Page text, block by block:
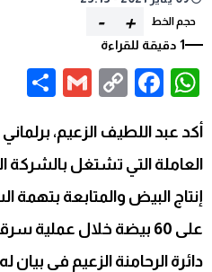
حجم الخط +
-
1 دقيقة للقراءة
WhatsApp
Facebook
Copy
Gmail
أكد عبد اللطيف الزعيم،
العاملة التي تشتغل
إنتاج البيض والمتابعة
على 60 بيضة خلال عملية
دائرة الرحامنة الزعيم في بيان